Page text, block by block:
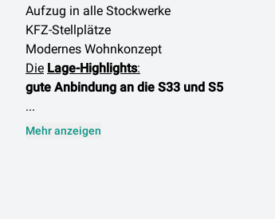
Aufzug in alle Stockwerke
KFZ-Stellplätze
Modernes Wohnkonzept
Die Lage-Highlights:
gute Anbindung an die S33 und S5
...
Mehr anzeigen